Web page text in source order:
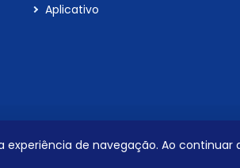
experiência de navegação. Ao
Aplicativo